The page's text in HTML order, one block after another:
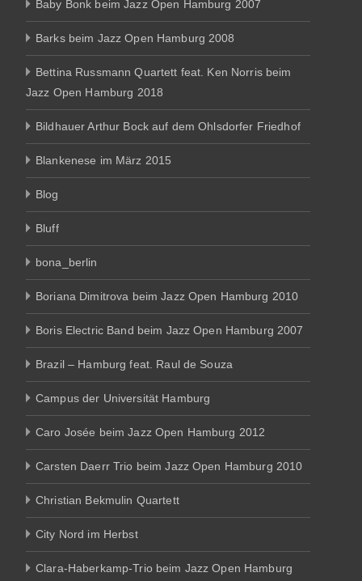
Baby Bonk beim Jazz Open Hamburg 2007
Barks beim Jazz Open Hamburg 2008
Bettina Russmann Quartett feat. Ken Norris beim
Jazz Open Hamburg 2018
Bildhauer Arthur Bock auf dem Ohlsdorfer Friedhof
Blankenese im März 2015
Blog
Bluff
bona_berlin
Boriana Dimitrova beim Jazz Open Hamburg 2010
Boris Electric Band beim Jazz Open Hamburg 2007
Brazil – Hamburg feat. Raul de Souza
Campus der Universität Hamburg
Caro Josée beim Jazz Open Hamburg 2012
Carsten Daerr Trio beim Jazz Open Hamburg 2010
Christian Bekmulin Quartett
City Nord im Herbst
Clara-Haberkamp-Trio beim Jazz Open Hamburg